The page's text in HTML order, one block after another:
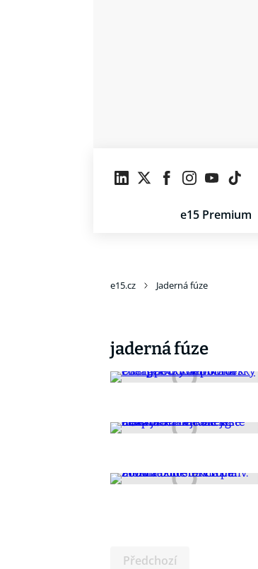
e15 Premium
e15.cz Jaderná fúze
jaderná fúze
Předchozí